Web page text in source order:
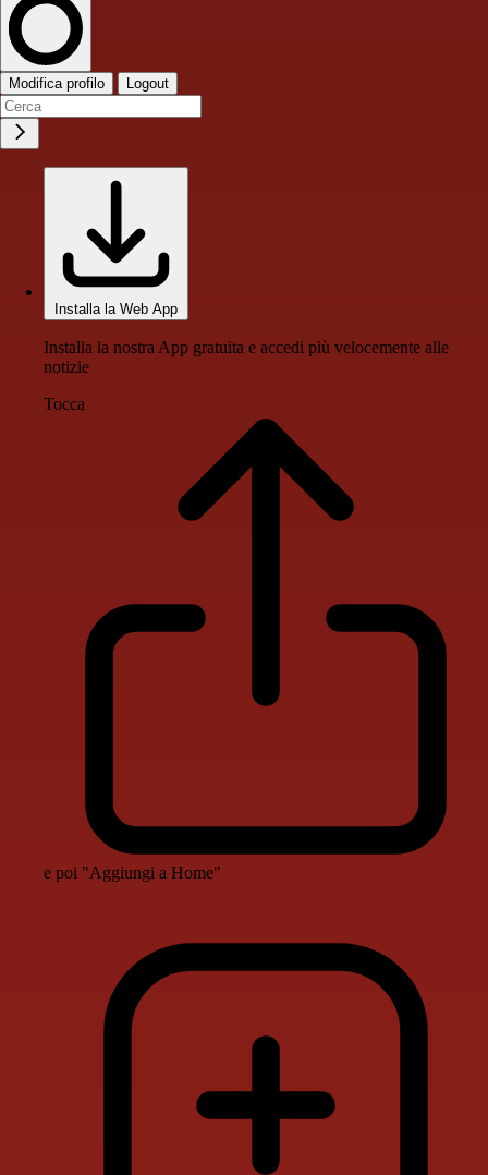
Modifica profilo Logout
Installa la Web App
Installa la nostra App gratuita e accedi più velocemente alle
notizie
Tocca
e poi "Aggiungi a Home"